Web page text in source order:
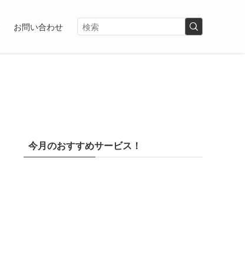
お問い合わせ
今月のおすすめサービス！